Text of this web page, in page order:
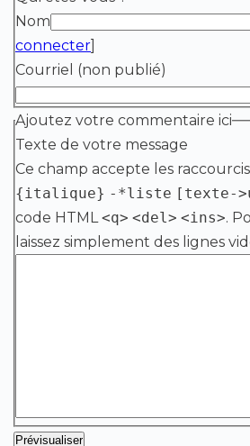
Nom
connecter]
Courriel (non publié)
Ajoutez votre commentaire ici
Texte de votre message
Ce champ accepte les
{italique} -*liste [texte-
code HTML<q> <del> <ins>.
laissez simplement des lignes